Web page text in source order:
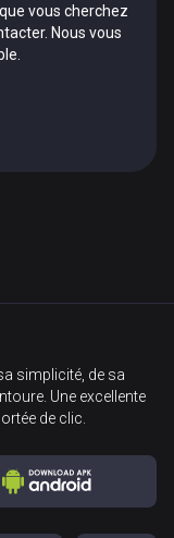
vous cherchez
Nous vous
simplicité, de sa
Une excellente
de clic.